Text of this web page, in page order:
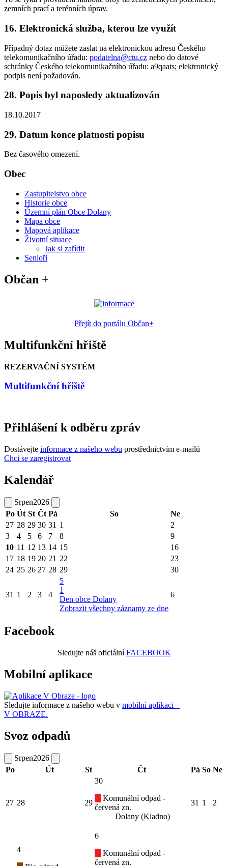
zemních prací a terénních úprav.
16. Elektronická služba, kterou lze využít
Případný dotaz můžete zaslat na elektronickou adresu Českého
telekomunikačního úřadu: podatelna@ctu.cz nebo do datové
schránky Českého telekomunikačního úřadu: a9qaats; elektronický
podpis není požadován.
28. Popis byl naposledy aktualizován
18.10.2017
29. Datum konce platnosti popisu
Bez časového omezení.
Obec
Zastupitelstvo obce
Historie obce
Územní plán Obce Dolany
Mapa obce
Mapová aplikace
Životní situace
Jak si zařídit
Senioři
Občan +
Přejít do portálu Občan+
Multifunkční hřiště
REZERVAČNÍ SYSTÉM
Multifunkční hřiště
Přihlášení k odběru zpráv
Dostávejte informace z našeho webu prostřednictvím e-mailů
Chci se zaregistrovat
Kalendář
Srpen2026
Po Út St Čt Pá So
Ne
27 28 29 30 31 1
2
3
4 5 6 7 8
9
10 11 12 13 14 15
16
17 18 19 20 21 22
23
24 25 26 27 28 29 30
31 1 2 3 4
5
1
Den obce Dolany
Zobrazit všechny záznamy ze dne
6
Facebook
Sledujte náš oficiálníFACEBOOK
Mobilní aplikace
Sledujte informace z našeho webu v mobilní aplikaci –
V OBRAZE.
Svoz odpadů
Srpen2026
Po
Út St Čt Pá So Ne
27 28 29
30
Komunální odpad -
červená zn.
Dolany (Kladno)
31 1 2
4
6
Komunální odpad -
červená zn.